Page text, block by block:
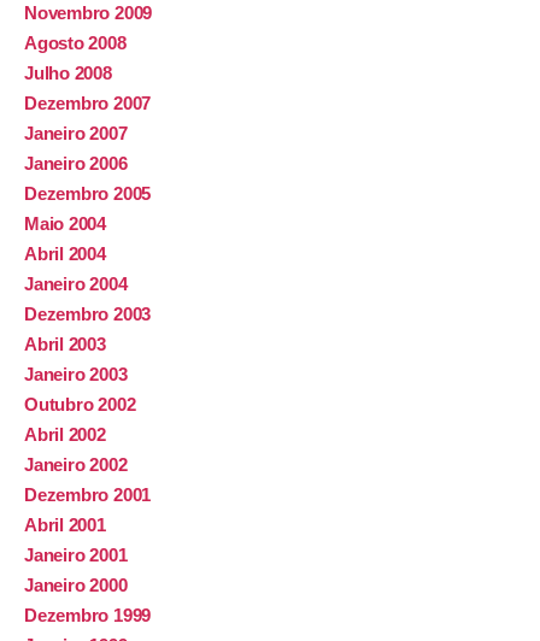
Novembro 2009
Agosto 2008
Julho 2008
Dezembro 2007
Janeiro 2007
Janeiro 2006
Dezembro 2005
Maio 2004
Abril 2004
Janeiro 2004
Dezembro 2003
Abril 2003
Janeiro 2003
Outubro 2002
Abril 2002
Janeiro 2002
Dezembro 2001
Abril 2001
Janeiro 2001
Janeiro 2000
Dezembro 1999